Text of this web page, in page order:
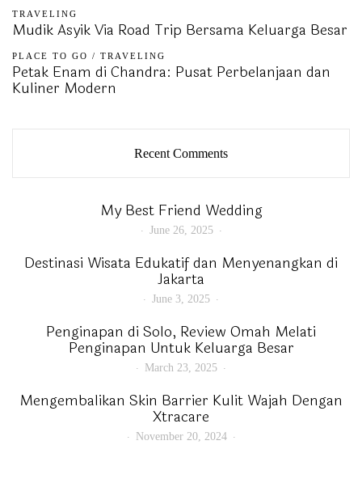
TRAVELING
Mudik Asyik Via Road Trip Bersama Keluarga Besar
PLACE TO GO / TRAVELING
Petak Enam di Chandra: Pusat Perbelanjaan dan
Kuliner Modern
Recent Comments
My Best Friend Wedding
June 26, 2025
Destinasi Wisata Edukatif dan Menyenangkan di
Jakarta
June 3, 2025
Penginapan di Solo, Review Omah Melati
Penginapan Untuk Keluarga Besar
March 23, 2025
Mengembalikan Skin Barrier Kulit Wajah Dengan
Xtracare
November 20, 2024